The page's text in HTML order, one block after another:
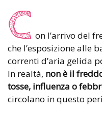
C on l’arrivo del
che l’esposizione alle
correnti d’aria gelida
In realtà, non è il
tosse, influenza o
circolano in questo